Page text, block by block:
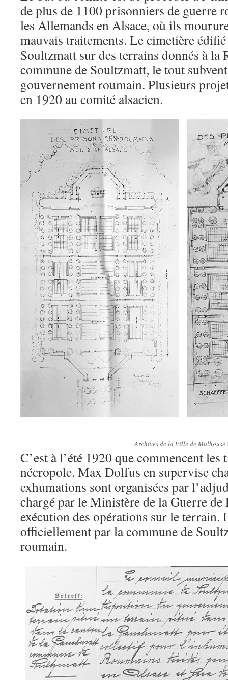
de plus de 1100 prisonniers de guerre
les Allemands en Alsace, où ils
mauvais traitements. Le cimetière
Soultzmatt sur des terrains donnés à la
commune de Soultzmatt, le tout
gouvernement roumain. Plusieurs
en 1920 au comité alsacien.
Archives de la Ville de
C’est à l’été 1920 que commencent les
nécropole. Max Dolfus en supervise
exhumations sont organisées par
chargé par le Ministère de la Guerre de
exécution des opérations sur le terrain.
officiellement par la commune de
roumain.